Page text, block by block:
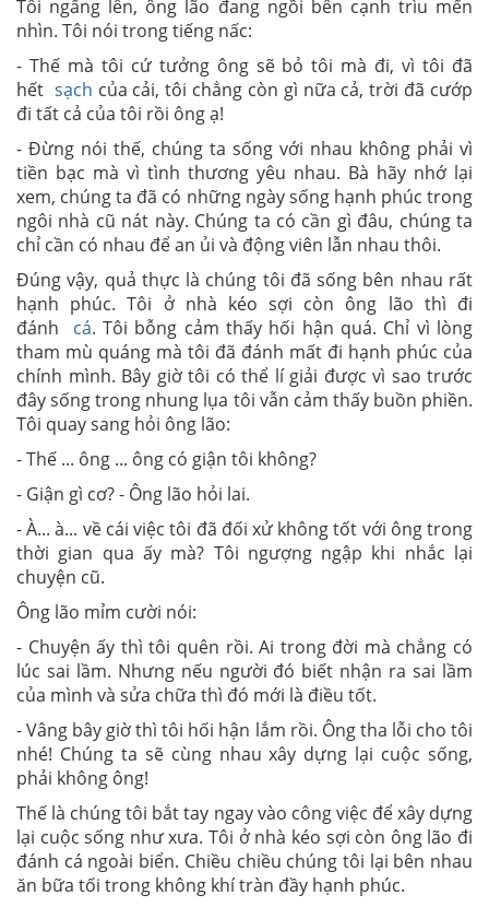
Tôi ngẩng lên, ông lão đang ngồi bên cạnh trìu mến
nhìn. Tôi nói trong tiếng nấc:
- Thế mà tôi cứ tưởng ông sẽ bỏ tôi mà đi, vì tôi đã
hết sạch của cải, tôi chẳng còn gì nữa cả, trời đã cướp
đi tất cả của tôi rồi ông ạ!
- Đừng nói thế, chúng ta sống với nhau không phải vì
tiền bạc mà vì tình thương yêu nhau. Bà hãy nhớ lại
xem, chúng ta đã có những ngày sống hạnh phúc trong
ngôi nhà cũ nát này. Chúng ta có cần gì đâu, chúng ta
chỉ cần có nhau để an ủi và động viên lẫn nhau thôi.
Đúng vậy, quả thực là chúng tôi đã sống bên nhau rất
hạnh phúc. Tôi ở nhà kéo sợi còn ông lão thì đi
đánh
cá. Tôi bỗng cảm thấy hối hận quá. Chỉ vì lòng
tham mù quáng mà tôi đã đánh mất đi hạnh phúc của
chính mình. Bây giờ tôi có thể lí giải được vì sao trước
đây sống trong nhung lụa tôi vẫn cảm thấy buồn phiền.
Tôi quay sang hỏi ông lão:
- Thế ... ông ... ông có giận tôi không?
- Giận gì cơ? - Ông lão hỏi lai.
- À... à... về cái việc tôi đã đối xử không tốt với ông trong
thời gian qua ấy mà? Tôi ngượng ngập khi nhắc lại
chuyện cũ.
Ông lão mỉm cười nói:
- Chuyện ấy thì tôi quên rồi. Ai trong đời mà chẳng có
lúc sai lầm. Nhưng nếu người đó biết nhận ra sai lầm
của mình và sửa chữa thì đó mới là điều tốt.
- Vâng bây giờ thì tôi hối hận lắm rồi. Ông tha lỗi cho tôi
nhé! Chúng ta sẽ cùng nhau xây dựng lại cuộc sống,
phải không ông!
Thế là chúng tôi bắt tay ngay vào công việc để xây dựng
lại cuộc sống như xưa. Tôi ở nhà kéo sợi còn ông lão đi
đánh cá ngoài biển. Chiều chiều chúng tôi lại bên nhau
ăn bữa tối trong không khí tràn đầy hạnh phúc.